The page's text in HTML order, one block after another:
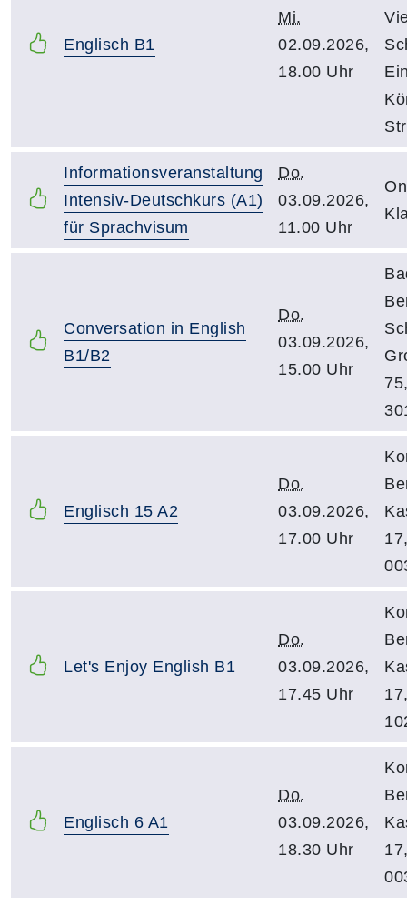
Englisch B1
Mi.
02.09.2026,
18.00 Uhr
Informationsveranstaltung
Intensiv-Deutschkurs (A1)
für Sprachvisum
Do.
03.09.2026,
11.00 Uhr
Conversation in English
B1/B2
Do.
03.09.2026,
15.00 Uhr
Englisch 15 A2
Do.
03.09.2026,
17.00 Uhr
Let's Enjoy English B1
Do.
03.09.2026,
17.45 Uhr
Englisch 6 A1
Do.
03.09.2026,
18.30 Uhr